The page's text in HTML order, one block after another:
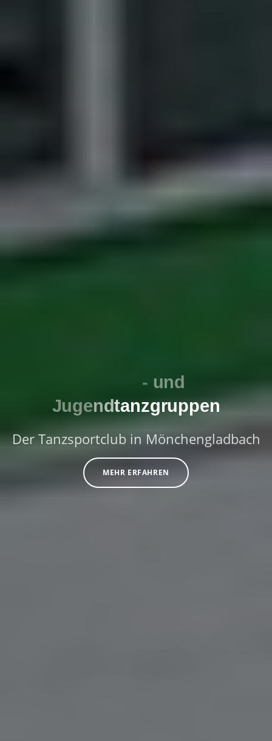
Der Tanzsportclub in Mönchengladbach
MEHR ERFAHREN